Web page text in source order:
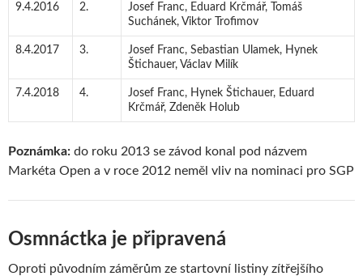
9.4.2016 2.
Josef Franc, Eduard Krčmář, Tomáš
Suchánek, Viktor Trofimov
8.4.2017 3.
Josef Franc, Sebastian Ulamek, Hynek
Štichauer, Václav Milík
7.4.2018 4.
Josef Franc, Hynek Štichauer, Eduard
Krčmář, Zdeněk Holub
Poznámka: do roku 2013 se závod konal pod názvem
Markéta Open a v roce 2012 neměl vliv na nominaci pro SGP
Osmnáctka je připravená
Oproti původním záměrům ze startovní listiny zítřejšího